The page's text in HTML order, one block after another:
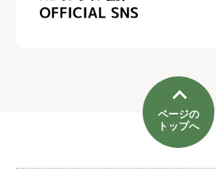
ページの
トップへ